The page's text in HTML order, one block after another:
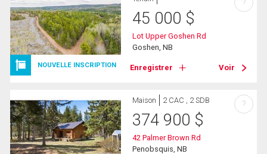
NOUVELLE INSCRIPTION
45 000 $
Lot Upper Goshen Rd
Goshen, NB
Enregistrer Voir
?
Maison 2 CAC , 2 SDB
374 900 $
42 Palmer Brown Rd
Penobsquis, NB
?